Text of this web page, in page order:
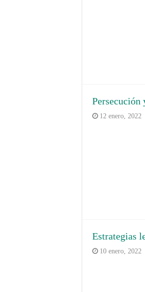
Persecución
12 enero, 2022
Estrategias
10 enero, 2022